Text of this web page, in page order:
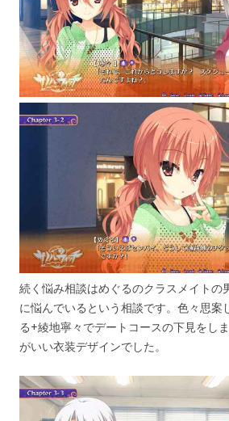
続く悩み相談はめぐるのクラスメイトの
に悩んでいるという相談です。色々思案
る+綾地寧々でデートコースの下見をし
がいい衣装デザインでした。